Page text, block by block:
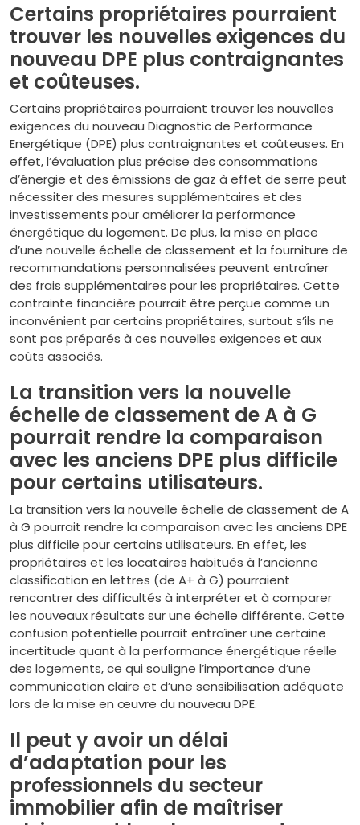
Certains propriétaires pourraient
trouver les nouvelles exigences du
nouveau DPE plus contraignantes
et coûteuses.
Certains propriétaires pourraient trouver les nouvelles
exigences du nouveau Diagnostic de Performance
Energétique (DPE) plus contraignantes et coûteuses. En
effet, l’évaluation plus précise des consommations
d’énergie et des émissions de gaz à effet de serre peut
nécessiter des mesures supplémentaires et des
investissements pour améliorer la performance
énergétique du logement. De plus, la mise en place
d’une nouvelle échelle de classement et la fourniture de
recommandations personnalisées peuvent entraîner
des frais supplémentaires pour les propriétaires. Cette
contrainte financière pourrait être perçue comme un
inconvénient par certains propriétaires, surtout s’ils ne
sont pas préparés à ces nouvelles exigences et aux
coûts associés.
La transition vers la nouvelle
échelle de classement de A à G
pourrait rendre la comparaison
avec les anciens DPE plus difficile
pour certains utilisateurs.
La transition vers la nouvelle échelle de classement de A
à G pourrait rendre la comparaison avec les anciens DPE
plus difficile pour certains utilisateurs. En effet, les
propriétaires et les locataires habitués à l’ancienne
classification en lettres (de A+ à G) pourraient
rencontrer des difficultés à interpréter et à comparer
les nouveaux résultats sur une échelle différente. Cette
confusion potentielle pourrait entraîner une certaine
incertitude quant à la performance énergétique réelle
des logements, ce qui souligne l’importance d’une
communication claire et d’une sensibilisation adéquate
lors de la mise en œuvre du nouveau DPE.
Il peut y avoir un délai
d’adaptation pour les
professionnels du secteur
immobilier afin de maîtriser